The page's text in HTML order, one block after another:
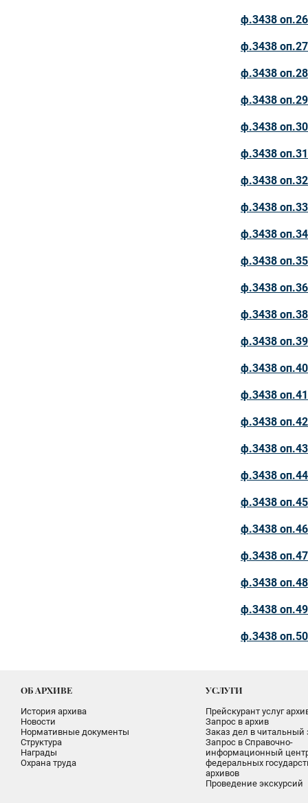
ф.3438 оп.26
ф.3438 оп.27
ф.3438 оп.28
ф.3438 оп.29
ф.3438 оп.30
ф.3438 оп.31
ф.3438 оп.32
ф.3438 оп.33
ф.3438 оп.34
ф.3438 оп.35
ф.3438 оп.36
ф.3438 оп.38
ф.3438 оп.39
ф.3438 оп.40
ф.3438 оп.41
ф.3438 оп.42
ф.3438 оп.43
ф.3438 оп.44
ф.3438 оп.45
ф.3438 оп.46
ф.3438 оп.47
ф.3438 оп.48
ф.3438 оп.49
ф.3438 оп.50
ОБ АРХИВЕ
История архива
Новости
Нормативные документы
Структура
Награды
Охрана труда
УСЛУГИ
Прейскурант услуг
Запрос в архив
Заказ дел в читальный
Запрос в Справочно-
информационный
федеральных
архивов
Проведение экскурсий